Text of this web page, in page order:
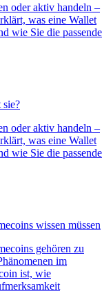
oder aktiv handeln –
was eine Wallet
wie Sie die passende
oder aktiv handeln –
was eine Wallet
wie Sie die passende
wissen müssen
gehören zu
im
ist, wie